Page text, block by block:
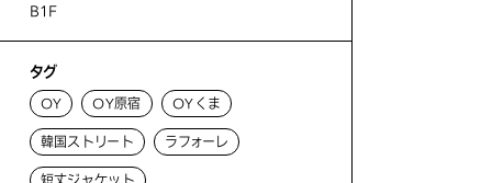
B1F
タグ
OY OY原宿 OYくま
韓国ストリート ラフォーレ